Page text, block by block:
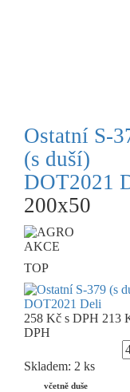
Ostatní S-
(s duší)
DOT2021
200x50
AKCE
TOP
258 Kč s DPH 213
DPH
Skladem: 2 ks
včetně duše